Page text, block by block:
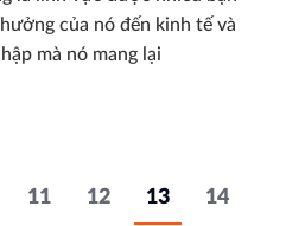
của nó đến kinh tế và
mà nó mang lại
11 12 13
14